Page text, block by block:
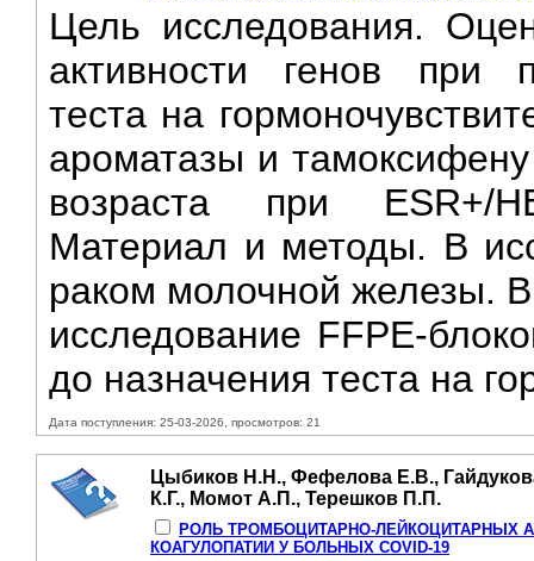
Цель исследования.
активности генов при
теста на
ароматазы и
возраста при ESR+/
Материал и методы. B
раком молочной железы.
исследование FFPE-
до назначения теста на
Дата поступления: 25-03-2026, просмотров: 21
Цыбиков Н.Н., Фефелова Е.В.,
К.Г., Момот А.П., Терешков П.П.
РОЛЬ ТРОМБОЦИТАРНО-ЛЕЙКОЦИТАРНЫХ
КОАГУЛОПАТИИ У БОЛЬНЫХ COVID-19